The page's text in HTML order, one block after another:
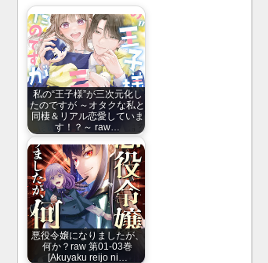
私の“王子様”が三次元化し
たのですが ～オタクな私と
同棲＆リアル恋愛していま
す！？～ raw…
悪役令嬢になりましたが、
何か？raw 第01-03巻
[Akuyaku reijo ni…